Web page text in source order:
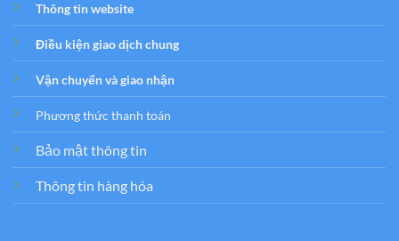
Thông tin website
Điều kiện giao dịch chung
Vận chuyển và giao nhận
Phương thức thanh toán
Bảo mật thông tin
Thông tin hàng hóa